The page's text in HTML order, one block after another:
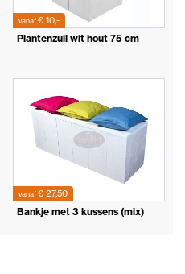
vanaf€ 10,-
Plantenzuil wit hout 75 cm
vanaf€ 27,50
Bankje met 3 kussens (mix)